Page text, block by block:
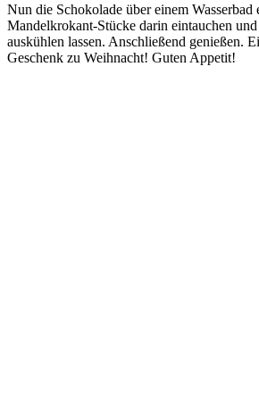
Nun die Schokolade über einem Wasserbad
Mandelkrokant-Stücke darin eintauchen
auskühlen lassen. Anschließend genießen.
Geschenk zu Weihnacht! Guten Appetit!